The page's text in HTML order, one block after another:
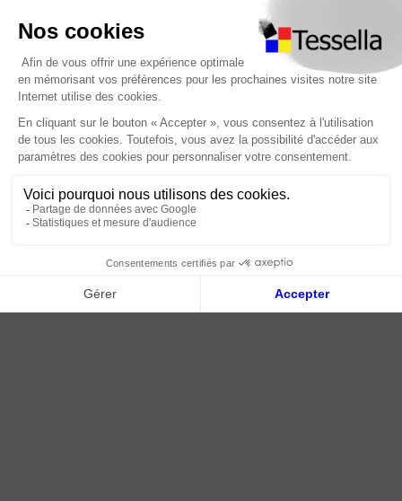
Nous contacter
À propos
Paiement sécurisé
Livraison | Retour client
Nos tutos
Connexion / Inscription
2018 - 2026 © Tessella, Tous droits réservés